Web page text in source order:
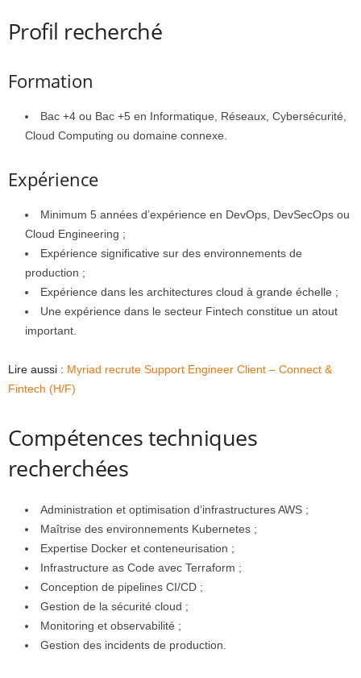
Profil recherché
Formation
Bac +4 ou Bac +5 en Informatique, Réseaux, Cybersécurité,
Cloud Computing ou domaine connexe.
Expérience
Minimum 5 années d’expérience en DevOps, DevSecOps ou
Cloud Engineering ;
Expérience significative sur des environnements de
production ;
Expérience dans les architectures cloud à grande échelle ;
Une expérience dans le secteur Fintech constitue un atout
important.
Lire aussi : Myriad recrute Support Engineer Client – Connect &
Fintech (H/F)
Compétences techniques
recherchées
Administration et optimisation d’infrastructures AWS ;
Maîtrise des environnements Kubernetes ;
Expertise Docker et conteneurisation ;
Infrastructure as Code avec Terraform ;
Conception de pipelines CI/CD ;
Gestion de la sécurité cloud ;
Monitoring et observabilité ;
Gestion des incidents de production.